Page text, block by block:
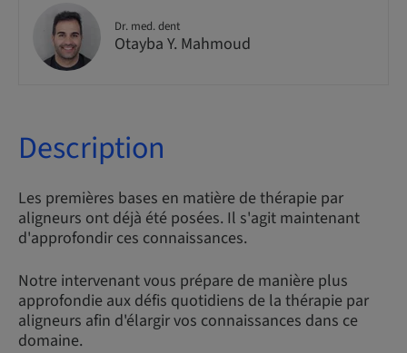
Dr. med. dent
Otayba Y. Mahmoud
Description
Les premières bases en matière de thérapie par
aligneurs ont déjà été posées. Il s'agit maintenant
d'approfondir ces connaissances.
Notre intervenant vous prépare de manière plus
approfondie aux défis quotidiens de la thérapie par
aligneurs afin d'élargir vos connaissances dans ce
domaine.